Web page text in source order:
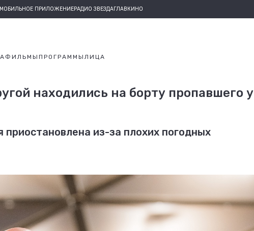
МОБИЛЬНОЕ ПРИЛОЖЕНИЕРАДИО ЗВЕЗДАГЛАВКИНО
ФИЛЬМЫ ПРОГРАММЫ ЛИЦА
находились на борту пропавшего у
из-за плохих погодных